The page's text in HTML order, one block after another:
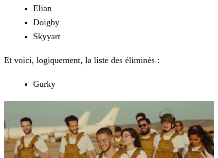
Elian
Doigby
Skyyart
Et voici, logiquement, la liste des éliminés :
Gurky